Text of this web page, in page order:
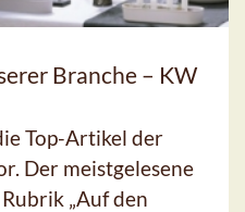
Branche – KW
Top-Artikel der
Der meistgelesene
„Auf den